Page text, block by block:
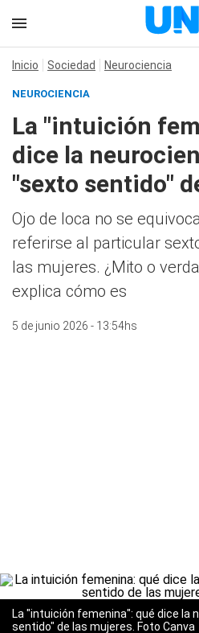
Inicio Sociedad Neurociencia
NEUROCIENCIA
La "intuición
dice la
"sexto sentido"
Ojo de loca no se
referirse al particular
las mujeres. ¿Mito o
explica cómo es
5 de junio 2026 - 13:54hs
La "intuición femenina": qué dice la
sentido" de las mujeres. Foto Canva